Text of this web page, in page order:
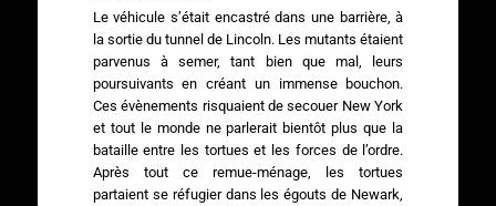
Le véhicule s’était encastré dans une barrière, à
la sortie du tunnel de Lincoln. Les mutants étaient
parvenus à semer, tant bien que mal, leurs
poursuivants en créant un immense bouchon.
Ces évènements risquaient de secouer New York
et tout le monde ne parlerait bientôt plus que la
bataille entre les tortues et les forces de l’ordre.
Après tout ce remue-ménage, les tortues
partaient se réfugier dans les égouts de Newark,